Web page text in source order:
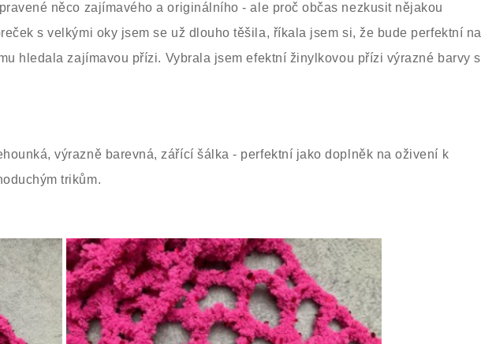
něco zajímavého a originálního - ale proč občas nezkusit nějakou
s velkými oky jsem se už dlouho těšila, říkala jsem si, že bude perfektní na
hledala zajímavou přízi. Vybrala jsem efektní žinylkovou přízi výrazné barvy s
výrazně barevná, zářící šálka - perfektní jako doplněk na oživení k
trikům.